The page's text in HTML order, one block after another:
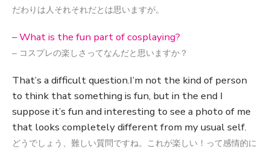
だわりは人それそれだとは思いますが。
– What is the fun part of cosplaying?
– コスプレの楽しさってなんだと思いますか？
That’s a difficult question.I’m not the kind of person
to think that something is fun, but in the end I
suppose it’s fun and interesting to see a photo of me
that looks completely different from my usual self.
どうでしょう、難しい質問ですね。これが楽しい！って感情的に